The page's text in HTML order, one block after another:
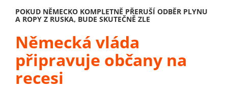
POKUD NĚMECKO KOMPLETNĚ PŘERUŠÍ ODBĚR PLYNU
A ROPY Z RUSKA, BUDE SKUTEČNĚ ZLE
Německá vláda
připravuje občany na
recesi